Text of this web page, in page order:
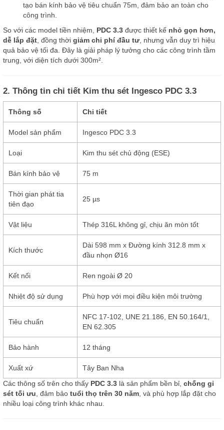
tạo bán kính bảo vệ tiêu chuẩn 75m, đảm bảo an toàn cho
công trình.
So với các model tiền nhiệm, PDC 3.3 được thiết kế nhỏ gọn hơn,
dễ lắp đặt , đồng thời giảm chi phí đầu tư, nhưng vẫn duy trì hiệu
quả bảo vệ tối đa. Đây là giải pháp lý tưởng cho các công trình tầm
trung, với diện tích dưới 300m².
2. Thông tin chi tiết Kim thu sét Ingesco PDC 3.3
Thông số Chi tiết
Model sản phẩm Ingesco PDC 3.3
Loại Kim thu sét chủ động (ESE)
Bán kính bảo vệ 75 m
Thời gian phát tia
tiên đạo
25 µs
Vật liệu Thép 316L không gỉ, chịu ăn mòn tốt
Kích thước
Dài 598 mm x Đường kính 312.8 mm x
đầu nhọn Ø16
Kết nối Ren ngoài Ø 20
Nhiệt độ sử dụng Phù hợp với mọi điều kiện môi trường
Tiêu chuẩn
NFC 17-102, UNE 21.186, EN 50.164/1,
EN 62.305
Bảo hành 12 tháng
Xuất xứ
Tây Ban Nha
Các thông số trên cho thấy PDC 3.3 là sản phẩm bền bỉ, chống gỉ
sét tối ưu , đảm bảo tuổi thọ trên 30 năm , và phù hợp lắp đặt cho
nhiều loại công trình khác nhau.